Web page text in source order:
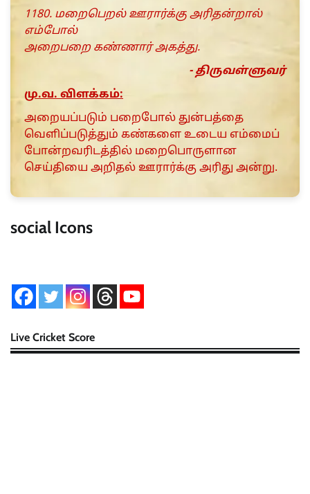
1180. மறைபெறல் ஊரார்க்கு அரிதன்றால்
எம்போல்
அறைபறை கண்ணார் அகத்து.
- திருவள்ளுவர்
மு.வ. விளக்கம்:
அறையப்படும் பறைபோல் துன்பத்தை
வெளிப்படுத்தும் கண்களை உடைய எம்மைப்
போன்றவரிடத்தில் மறைபொருளான
செய்தியை அறிதல் ஊரார்க்கு அரிது அன்று.
social Icons
Live Cricket Score